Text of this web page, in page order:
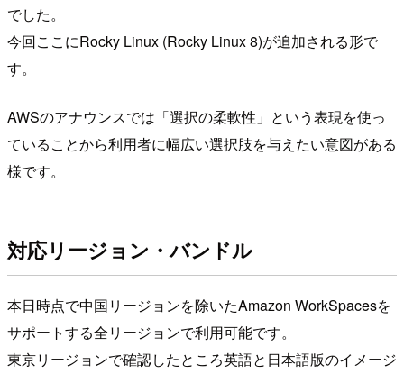
でした。
今回ここにRocky Linux (Rocky Linux 8)が追加される形で
す。
AWSのアナウンスでは「選択の柔軟性」という表現を使っ
ていることから利用者に幅広い選択肢を与えたい意図がある
様です。
対応リージョン・バンドル
本日時点で中国リージョンを除いたAmazon WorkSpacesを
サポートする全リージョンで利用可能です。
東京リージョンで確認したところ英語と日本語版のイメージ